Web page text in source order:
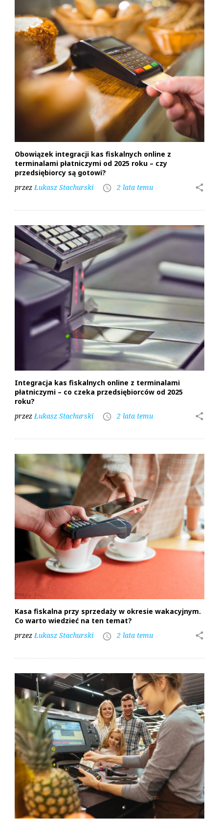
Obowiązek integracji kas fiskalnych online z
terminalami płatniczymi od 2025 roku – czy
przedsiębiorcy są gotowi?
przezŁukasz Stachurski access_time 2 lata temu share
Integracja kas fiskalnych online z terminalami
płatniczymi – co czeka przedsiębiorców od 2025
roku?
przezŁukasz Stachurski access_time 2 lata temu share
Kasa fiskalna przy sprzedaży w okresie wakacyjnym.
Co warto wiedzieć na ten temat?
przezŁukasz Stachurski access_time 2 lata temu share